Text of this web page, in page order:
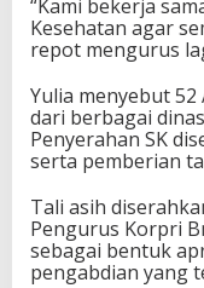
“Kami bekerja
Kesehatan agar
repot mengurus
Yulia menyebut
dari berbagai
Penyerahan SK
serta pemberian
Tali asih
Pengurus Korpri
sebagai bentuk
pengabdian yang